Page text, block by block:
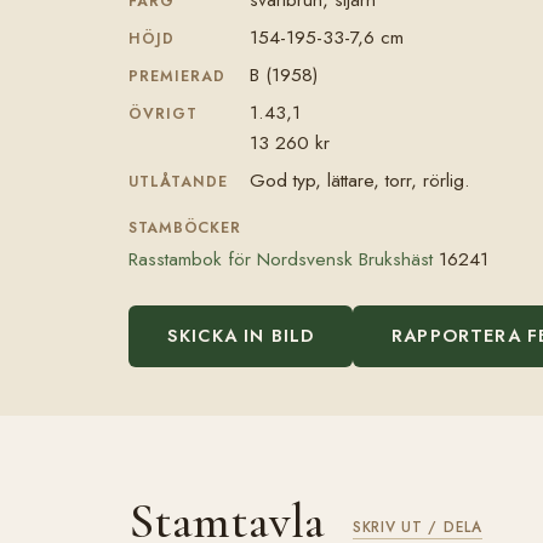
HÖJD 154-195-33-7,6 cm
PREMIERAD B (1958)
ÖVRIGT
1.43,1
13 260 kr
UTLÅTANDE God typ, lättare, torr, rörlig.
STAMBÖCKER
Rasstambok för Nordsvensk Brukshäst16241
SKICKA IN BILD RAPPORTERA
Stamtavla SKRIV UT / DELA